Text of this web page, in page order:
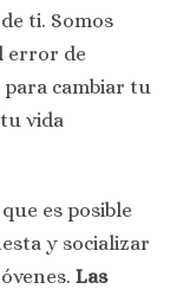
ti. Somos
error de
cambiar tu
vida
es posible
y socializar
Las